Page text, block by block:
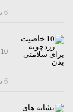
6 سال قبل
10 خاصیت زردچوبه برای سلامتی بدن
6 سال قبل